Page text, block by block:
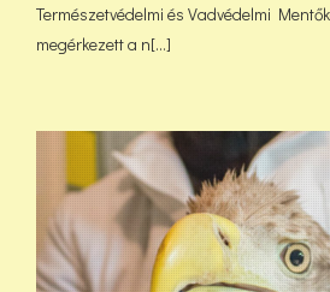
Természetvédelmi és Vadvédelmi
megérkezett a n[...]